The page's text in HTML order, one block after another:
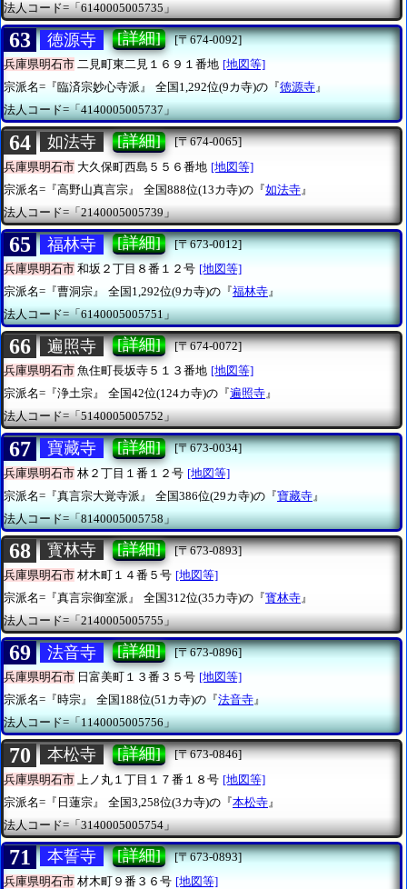
法人コード=「6140005005735」
63 徳源寺 [詳細]
[〒674-0092]
兵庫県明石市 二見町東二見１６９１番地 [地図等]
宗派名=『臨済宗妙心寺派』
全国1,292位(9カ寺)の『徳源寺』
法人コード=「4140005005737」
64 如法寺 [詳細]
[〒674-0065]
兵庫県明石市 大久保町西島５５６番地 [地図等]
宗派名=『高野山真言宗』
全国888位(13カ寺)の『如法寺 』
法人コード=「2140005005739」
65 福林寺 [詳細]
[〒673-0012]
兵庫県明石市 和坂２丁目８番１２号 [地図等]
宗派名=『曹洞宗』
全国1,292位(9カ寺)の『福林寺』
法人コード=「6140005005751」
66 遍照寺 [詳細]
[〒674-0072]
兵庫県明石市 魚住町長坂寺５１３番地 [地図等]
宗派名=『浄土宗』
全国42位(124カ寺)の『遍照寺』
法人コード=「5140005005752」
67 寶藏寺 [詳細]
[〒673-0034]
兵庫県明石市 林２丁目１番１２号 [地図等]
宗派名=『真言宗大覚寺派』
全国386位(29カ寺)の『寶藏寺 』
法人コード=「8140005005758」
68 寳林寺 [詳細]
[〒673-0893]
兵庫県明石市 材木町１４番５号 [地図等]
宗派名=『真言宗御室派』
全国312位(35カ寺)の『寳林寺 』
法人コード=「2140005005755」
69 法音寺 [詳細]
[〒673-0896]
兵庫県明石市 日富美町１３番３５号 [地図等]
宗派名=『時宗』
全国188位(51カ寺)の『法音寺』
法人コード=「1140005005756」
70 本松寺 [詳細]
[〒673-0846]
兵庫県明石市 上ノ丸１丁目１７番１８号 [地図等]
宗派名=『日蓮宗』
全国3,258位(3カ寺)の『本松寺 』
法人コード=「3140005005754」
71 本誓寺 [詳細]
[〒673-0893]
兵庫県明石市 材木町９番３６号 [地図等]